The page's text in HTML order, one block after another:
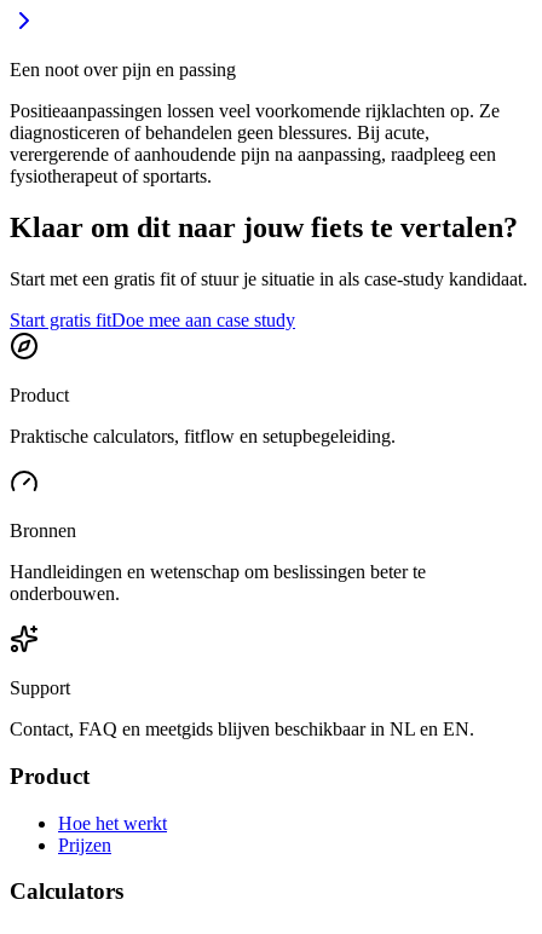
Een noot over pijn en passing
Positieaanpassingen lossen veel voorkomende rijklachten op. Ze
diagnosticeren of behandelen geen blessures. Bij acute,
verergerende of aanhoudende pijn na aanpassing, raadpleeg een
fysiotherapeut of sportarts.
Klaar om dit naar jouw fiets te vertalen?
Start met een gratis fit of stuur je situatie in als case-study kandidaat.
Start gratis fitDoe mee aan case study
Product
Praktische calculators, fitflow en setupbegeleiding.
Bronnen
Handleidingen en wetenschap om beslissingen beter te
onderbouwen.
Support
Contact, FAQ en meetgids blijven beschikbaar in NL en EN.
Product
Hoe het werkt
Prijzen
Calculators